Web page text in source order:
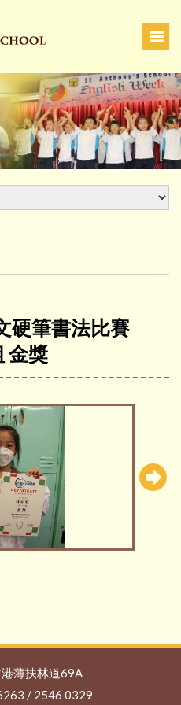
硬筆書法比賽
金獎
薄扶林道69A
/ 2546 0329